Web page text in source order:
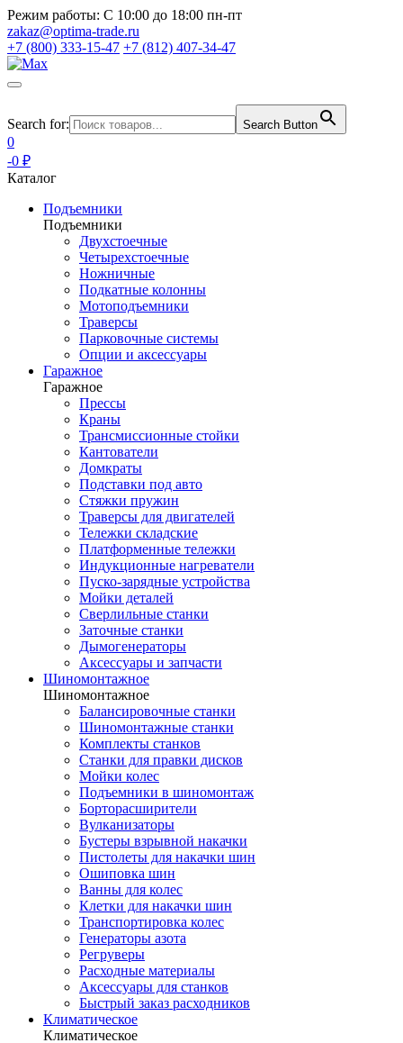
Режим работы: С 10:00 до 18:00 пн-пт
zakaz@optima-trade.ru
+7 (800) 333-15-47 +7 (812) 407-34-47
Search for: Search Button
0
-0 ₽
Каталог
Подъемники
Подъемники
Двухстоечные
Четырехстоечные
Ножничные
Подкатные колонны
Мотоподъемники
Траверсы
Парковочные системы
Опции и аксессуары
Гаражное
Гаражное
Прессы
Краны
Трансмиссионные стойки
Кантователи
Домкраты
Подставки под авто
Стяжки пружин
Траверсы для двигателей
Тележки складские
Платформенные тележки
Индукционные нагреватели
Пуско-зарядные устройства
Мойки деталей
Сверлильные станки
Заточные станки
Дымогенераторы
Аксессуары и запчасти
Шиномонтажное
Шиномонтажное
Балансировочные станки
Шиномонтажные станки
Комплекты станков
Станки для правки дисков
Мойки колес
Подъемники в шиномонтаж
Борторасширители
Вулканизаторы
Бустеры взрывной накачки
Пистолеты для накачки шин
Ошиповка шин
Ванны для колес
Клетки для накачки шин
Транспортировка колес
Генераторы азота
Регруверы
Расходные материалы
Аксессуары для станков
Быстрый заказ расходников
Климатическое
Климатическое